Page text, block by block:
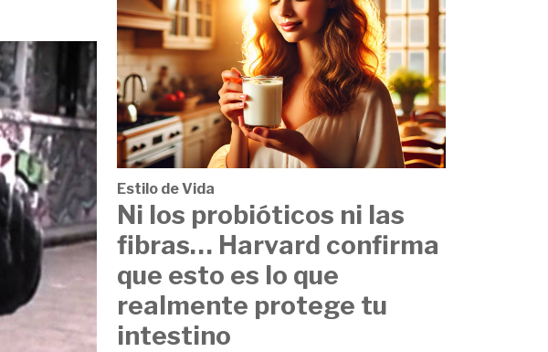
Estilo de Vida
Ni los probióticos ni las
fibras… Harvard confirma
que esto es lo que
realmente protege tu
intestino